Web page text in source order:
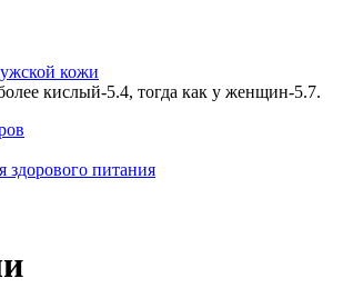
кожи
кислый-5.4, тогда как у женщин-5.7.
здорового питания